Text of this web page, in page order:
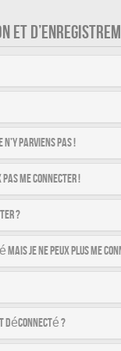
ET
parviens pas !
me connecter !
?
je ne peux plus me
déconnecté ?